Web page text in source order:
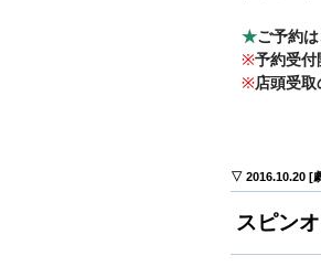
★ご予約
※予約受付
※店頭受取
▽ 2016.10.20 [
スピン